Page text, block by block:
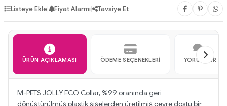
Listeye Ekle| Fiyat Alarmı| Tavsiye Et
ÜRÜN AÇIKLAMASI ÖDEME SEÇENEKLERI YORUMLAR
M-PETS JOLLY ECO Collar, %99 oranında geri
dönüştürülmüş plastik şişelerden üretilmiş çevre dostu bir